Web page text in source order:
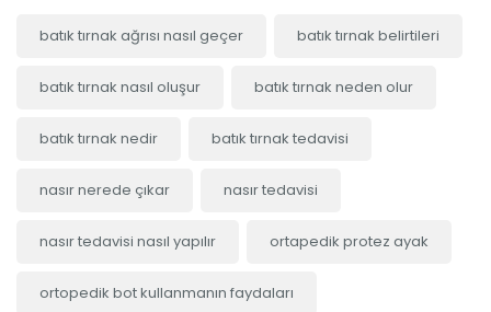
batık tırnak ağrısı nasıl geçer batık tırnak belirtileri
batık tırnak nasıl oluşur batık tırnak neden olur
batık tırnak nedir batık tırnak tedavisi
nasır nerede çıkar nasır tedavisi
nasır tedavisi nasıl yapılır ortapedik protez ayak
ortopedik bot kullanmanın faydaları